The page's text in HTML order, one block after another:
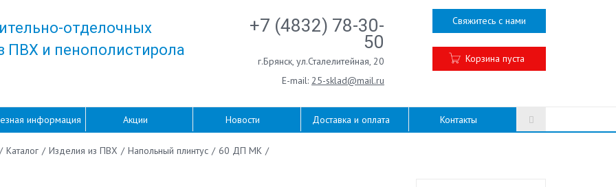
отделочных
ПВХ и пенополистирола
+7 (4832) 78-30-
50
г.Брянск, ул.Сталелитейная, 20
E-mail: 25-sklad@mail.ru
Свяжитесь с нами
Корзина пуста
информация Акции Новости Доставка и оплата Контакты
/ Каталог / Изделия из ПВХ / Напольный плинтус / 60 ДП МК /